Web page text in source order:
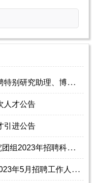
中
国科学院新疆天文台2025年招聘特别研究助理、博士后启事
人才公告
引进公告
中
国科学院新疆天文台脉冲星研究团组2023年招聘科研助理启事
中
国科学院新疆理化技术研究所2023年5月招聘工作人员2名启事